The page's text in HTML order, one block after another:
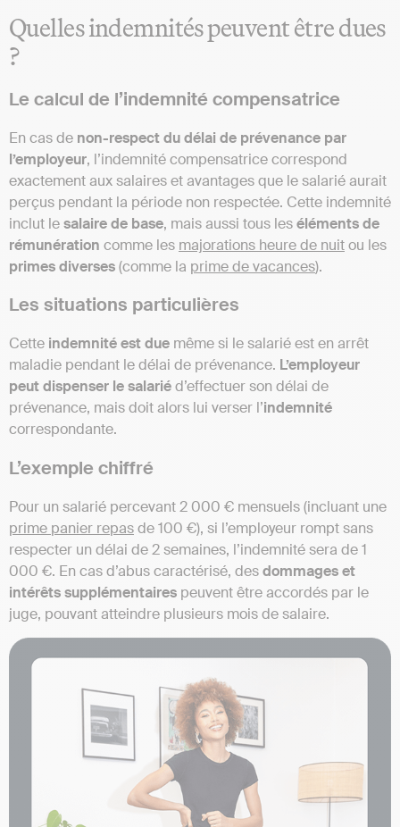
Quelles indemnités peuvent être dues
?
Le calcul de l’indemnité compensatrice
En cas de non-respect du délai de prévenance par
l’employeur, l’indemnité compensatrice correspond
exactement aux salaires et avantages que le salarié aurait
perçus pendant la période non respectée. Cette indemnité
inclut lesalaire de base, mais aussi tous leséléments de
rémunération comme les majorations heure de nuitou les
primes diverses(comme la prime de vacances).
Les situations particulières
Cette indemnité est due même si le salarié est en arrêt
maladie pendant le délai de prévenance. L’employeur
peut dispenser le salariéd’effectuer son délai de
prévenance, mais doit alors lui verser l’indemnité
correspondante.
L’exemple chiffré
Pour un salarié percevant 2 000 € mensuels (incluant une
prime panier repasde 100 €), si l’employeur rompt sans
respecter un délai de 2 semaines, l’indemnité sera de 1
000 €. En cas d’abus caractérisé, desdommages et
intérêts supplémentaires peuvent être accordés par le
juge, pouvant atteindre plusieurs mois de salaire.